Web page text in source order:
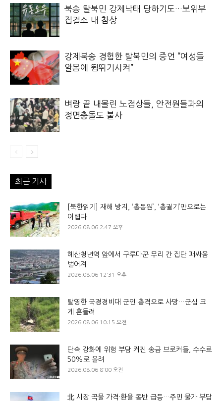
북송 탈북민 강제낙태 당하기도…보위부
집결소 내 참상
강제북송 경험한 탈북민의 증언 “여성들
알몸에 뜀뛰기시켜”
벼랑 끝 내몰린 노점상들, 안전원들과의
정면충돌도 불사
최근 기사
[북한읽기] 재해 방지, ‘총동원’, ‘총궐기’만으로는
어렵다
2026.08.06 2:47 오후
혜산청년역 앞에서 구루마꾼 무리 간 집단 패싸움
벌어져
2026.08.06 12:31 오후
탈영한 국경경비대 군인 총격으로 사망…군심 크
게 흔들려
2026.08.06 10:15 오전
단속 강화에 위험 부담 커진 송금 브로커들, 수수료
50%로 올려
2026.08.06 8:00 오전
北 시장 곡물 가격·환율 동반 급등…주민 물가 부담